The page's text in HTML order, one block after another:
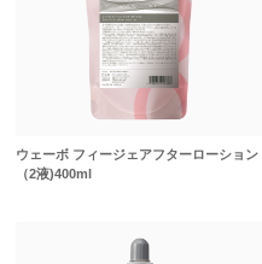
ウェーボ フィージェアフターローション
（2液)400ml